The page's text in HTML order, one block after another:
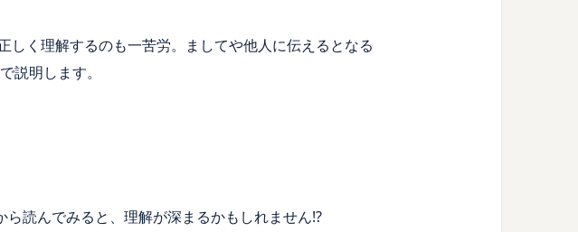
く理解するのも一苦労。ましてや他人に伝えるとなる
説明します。
読んでみると、理解が深まるかもしれません!?